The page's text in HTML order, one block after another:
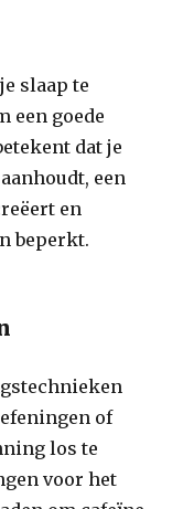
slaap te
een goede
dat je
een
en
beperkt.
of
los te
voor het